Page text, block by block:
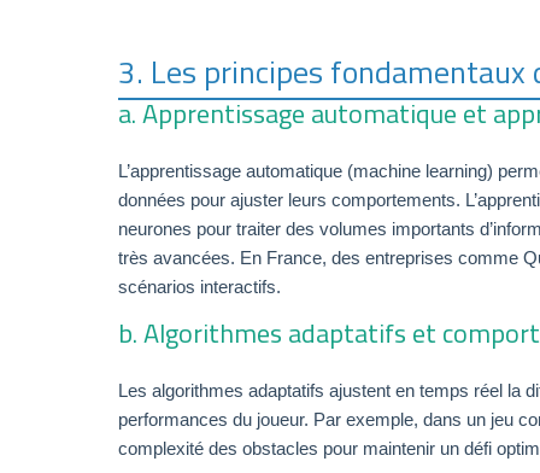
3. Les principes fondamentaux
a. Apprentissage automatique et
L’apprentissage automatique (machine learning)
données pour ajuster leurs comportements.
neurones pour traiter des volumes importants
très avancées. En France, des entreprises comme
scénarios interactifs.
b. Algorithmes adaptatifs et
Les algorithmes adaptatifs ajustent en temps réel la
performances du joueur. Par exemple, dans un jeu
complexité des obstacles pour maintenir un défi